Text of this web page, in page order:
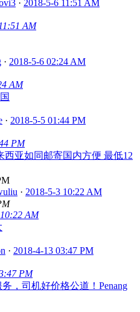
· 2018-5-6 11:51 AM
AM
· 2018-5-6 02:24 AM
AM
· 2018-5-5 01:44 PM
PM
西亚如同邮寄国内方便 最低12
· 2018-5-3 10:22 AM
AM
· 2018-4-13 03:47 PM
PM
，司机好价格公道！Penang